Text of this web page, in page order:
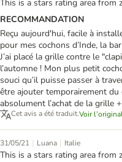
This is a stars rating area from
RECOMMANDATION
Reçu aujourd'hui, facile à
pour mes cochons d’Inde, la
J’ai placé la grille contre le
l’automne ! Mon plus petit
souci qu’il puisse passer à
être ajouter temporairement du
absolument l’achat de la grille
Cet avis a été traduit.Voir
31/05/21 | Luana | Italie
This is a stars rating area from